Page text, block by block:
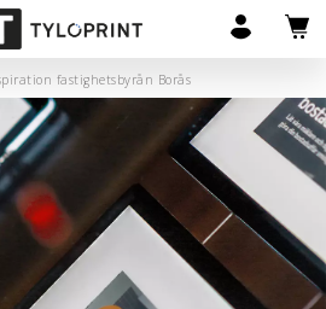
fastighetsbyrån Borås